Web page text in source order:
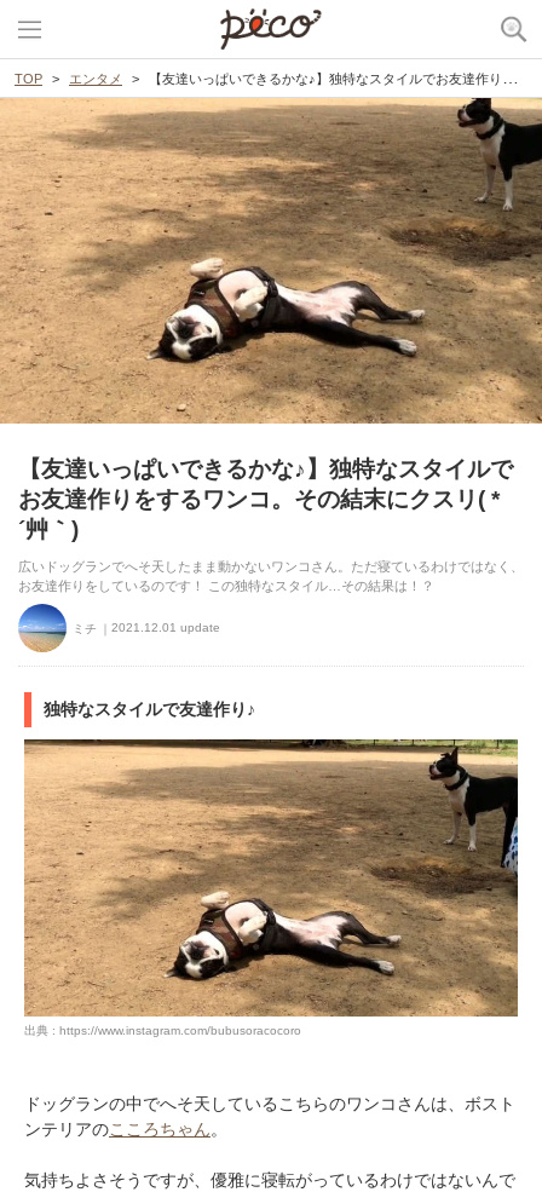
TOP エンタメ 【友達いっぱいできるかな♪】独特なスタイルでお友達作りをするワンコ。その結末にクスリ( *´艸｀)
【友達いっぱいできるかな♪】独特なスタイルで
お友達作りをするワンコ。その結末にクスリ( *
´艸｀)
広いドッグランでへそ天したまま動かないワンコさん。ただ寝ているわけではなく、
お友達作りをしているのです！ この独特なスタイル…その結果は！？
ミチ 2021.12.01 update
独特なスタイルで友達作り♪
出典 : https://www.instagram.com/bubusoracocoro
ドッグランの中でへそ天しているこちらのワンコさんは、ボスト
ンテリアのこころちゃん。
気持ちよさそうですが、優雅に寝転がっているわけではないんで